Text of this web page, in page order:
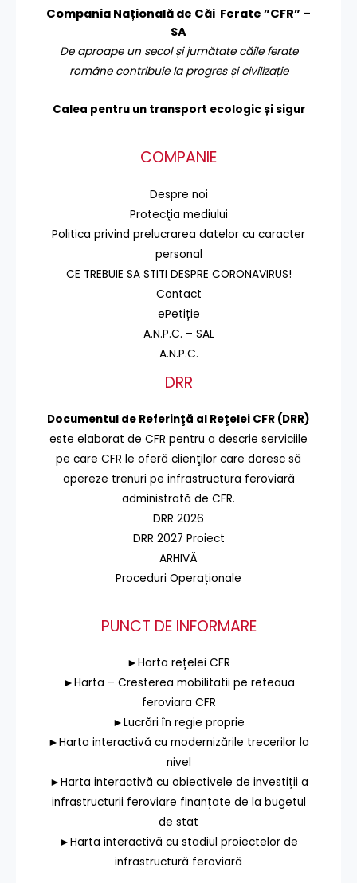
Compania Națională de Căi Ferate ”CFR” –
SA
De aproape un secol și jumătate căile ferate
române contribuie la progres și civilizație
Calea pentru un transport ecologic și sigur
COMPANIE
Despre noi
Protecţia mediului
Politica privind prelucrarea datelor cu caracter
personal
CE TREBUIE SA STITI DESPRE CORONAVIRUS!
Contact
ePetiție
A.N.P.C. – SAL
A.N.P.C.
DRR
Documentul de Referinţă al Reţelei CFR (DRR)
este elaborat de CFR pentru a descrie serviciile
pe care CFR le oferă clienţilor care doresc să
opereze trenuri pe infrastructura feroviară
administrată de CFR.
DRR 2026
DRR 2027 Proiect
ARHIVĂ
Proceduri Operaționale
PUNCT DE INFORMARE
►Harta rețelei CFR
►Harta – Cresterea mobilitatii pe reteaua
feroviara CFR
►Lucrări în regie proprie
►Harta interactivă cu modernizările trecerilor la
nivel
►Harta interactivă cu obiectivele de investiții a
infrastructurii feroviare finanțate de la bugetul
de stat
►Harta interactivă cu stadiul proiectelor de
infrastructură feroviară